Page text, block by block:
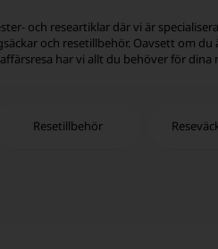
och researtiklar där vi är
och resetillbehör. Oavsett om
har vi allt du behöver för dina
Resetillbehör